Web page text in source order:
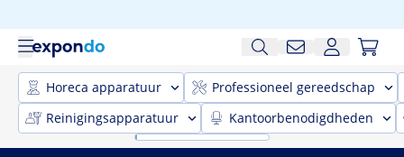
Horeca apparatuur
Professioneel gereedschap
Reinigingsapparatuur
Kantoorbenodigdheden